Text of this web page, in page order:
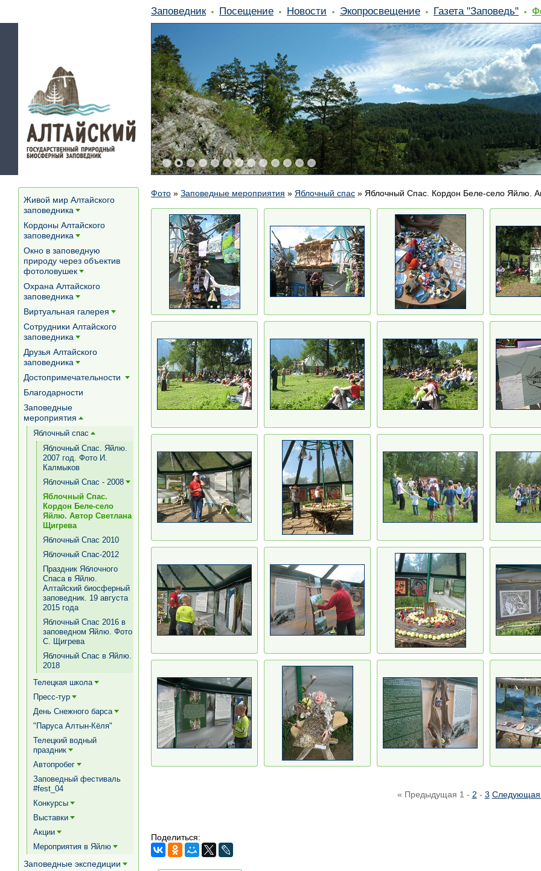
Заповедник Посещение Новости Экопросвещение Газета "Заповедь"
Фото » Заповедные мероприятия » Яблочный спас » Яблочный Спас. Кордон Беле-село Яйлю.
« Предыдущая 1 - 2 - 3 Следующая
Поделиться:
Живой мир Алтайского
заповедника
Кордоны Алтайского
заповедника
Окно в заповедную
природу через объектив
фотоловушек
Охрана Алтайского
заповедника
Виртуальная галерея
Сотрудники Алтайского
заповедника
Друзья Алтайского
заповедника
Достопримечательности
Благодарности
Заповедные
мероприятия [+]
Яблочный спас [+]
Яблочный Спас. Яйлю.
2007 год. Фото И.
Калмыков
Яблочный Спас - 2008
Яблочный Спас.
Кордон Беле-село
Яйлю. Автор Светлана
Щигрева
Яблочный Спас 2010
Яблочный Спас-2012
Праздник Яблочного
Спаса в Яйлю.
Алтайский биосферный
заповедник. 19 августа
2015 года
Яблочный Спас 2016 в
заповедном Яйлю. Фото
С. Щигрева
Яблочный Спас в Яйлю.
2018
Телецкая школа
Пресс-тур
День Снежного барса
"Паруса Алтын-Кёля"
Телецкий водный
праздник
Автопробег
Заповедный фестиваль
#fest_04
Конкурсы
Выставки
Акции
Мероприятия в Яйлю
Заповедные экспедиции